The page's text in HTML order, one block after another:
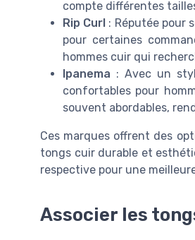
compte différentes
Rip Curl : Réputée pour
pour certaines
hommes cuir qui
Ipanema : Avec un
confortables pour
souvent abordables,
Ces marques offrent des
tongs cuir durable et
respective pour une
Associer les